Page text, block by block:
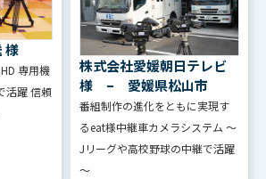
様
専⽤機
活躍 信頼
株式会社愛媛朝日テレビ
様 – 愛媛県松山市
番組制作の進化をともに実現す
るeat様中継車カメラシステム ～
Jリーグや高校野球の中継で活躍
～